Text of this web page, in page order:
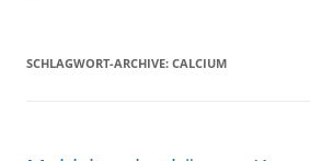
SCHLAGWORT-ARCHIVE: CALCIUM